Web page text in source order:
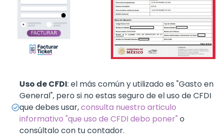
Uso de CFDI: el más común y utilizado es "Gasto en
General", pero si no estas seguro de el uso de CFDI
que debes usar,consulta nuestro articulo
informativo "que uso de CFDI debo poner" o
consúltalo con tu contador.